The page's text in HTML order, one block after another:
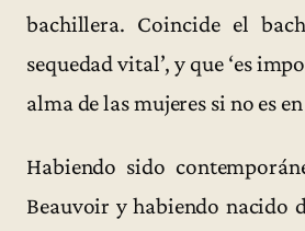
bachillera. Coincide el
sequedad vital’, y que ‘es
alma de las mujeres si no es en
Habiendo sido
Beauvoir y habiendo nacido